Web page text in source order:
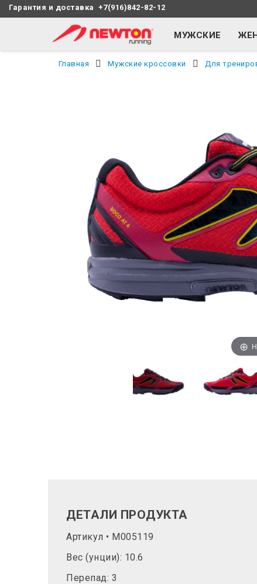
Гарантия и доставка +7(916)842-82-12
МУЖСКИЕ
Главная Мужские кроссовки Для
ДЕТАЛИ ПРОДУКТА
Артикул • M005119
Вес (унции): 10.6
Перепад: 3